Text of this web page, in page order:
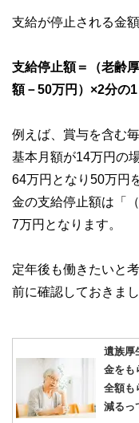
支給が停止される金
支給停止額＝（老齢
額－50万円）×2分の1
例えば、賞与を含む
基本月額が14万円の
64万円となり50万円
金の支給停止額は「
7万円となります。
定年後も働きたいと
前に確認しておきまし
遺族厚
金をも
全額も
減るっ